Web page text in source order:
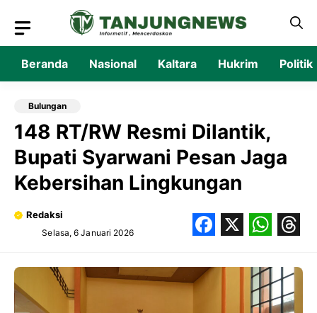
isi
Beranda Nasional Kaltara Hukrim Politik
Bulungan
148 RT/RW Resmi Dilantik,
Bupati Syarwani Pesan Jaga
Kebersihan Lingkungan
Redaksi
Selasa, 6 Januari 2026